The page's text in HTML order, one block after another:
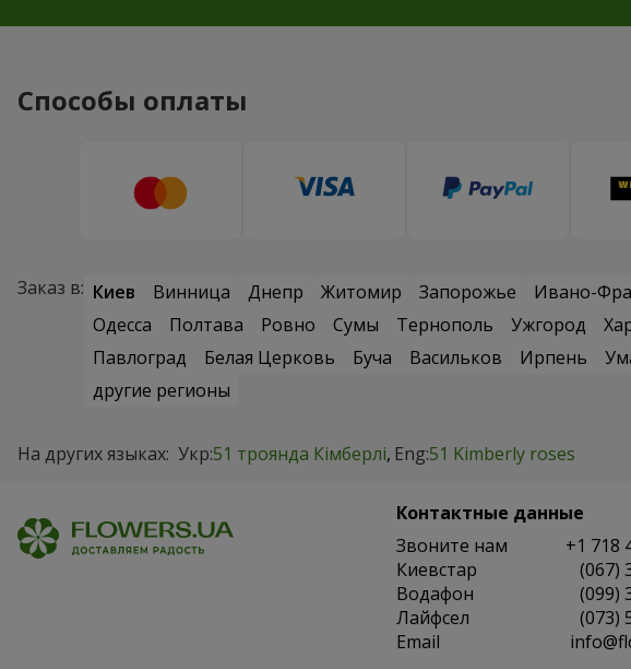
Способы оплаты
Заказ в: Киев Винница Днепр Житомир Запорожье Ивано-
Одесса
Полтава Ровно Сумы Тернополь Ужгород
Павлоград
Белая Церковь Буча Васильков Ирпень
другие регионы
На других языках: Укр:51 троянда Кімберлі Eng:51 Kimberly roses
Контактные данные
Звоните нам
+1 718
Киевстар
(067)
Водафон
(099)
Лайфсел
(073)
Email